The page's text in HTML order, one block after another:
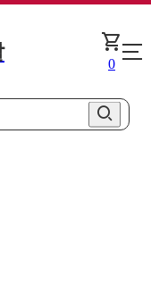
shopping_cart
0